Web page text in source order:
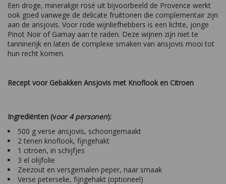
Een droge, mineralige rosé uit bijvoorbeeld de Provence werkt
ook goed vanwege de delicate fruittonen die complementair zijn
aan de ansjovis. Voor rode wijnliefhebbers is een lichte, jonge
Pinot Noir of Gamay aan te raden. Deze wijnen zijn niet te
tanninerijk en laten de complexe smaken van ansjovis mooi tot
hun recht komen.
Recept voor Gebakken Ansjovis met Knoflook en Citroen
Ingrediënten (voor 4 personen):
500 g verse ansjovis, schoongemaakt
2 tenen knoflook, fijngehakt
1 citroen, in schijfjes
3 el olijfolie
Zeezout en versgemalen peper, naar smaak
Verse peterselie, fijngehakt (optioneel)